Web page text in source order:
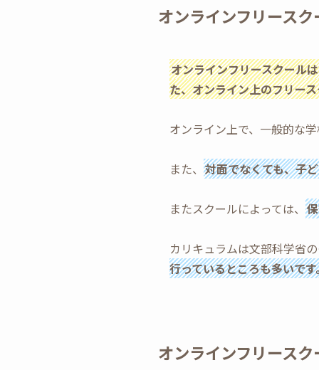
オンラインフリースク
オンラインフリースクール
た、オンライン上のフリー
オンライン上で、一般的な
また、 対面でなくても、子
またスクールによっては、
カリキュラムは文部科学省
行っているところも多いです
オンラインフリース